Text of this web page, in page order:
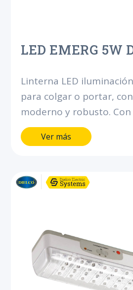
LED EMERG 5W
Linterna LED
para colgar o portar,
moderno y robusto.
integrada para brindar
autonomía.
Ver más